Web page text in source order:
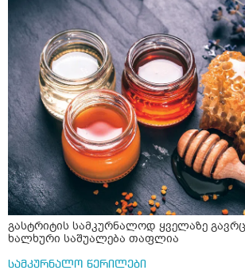
გასტრიტის სამკურნალოდ ყველაზე
ხალხური საშუალება თაფლია
სამკურნალო წერილები